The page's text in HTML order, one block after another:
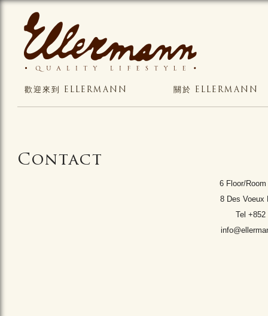
歡迎來到 ELLERMANN 關於 ELLERMANN
Contact
6 Floor/
8 Des
Tel